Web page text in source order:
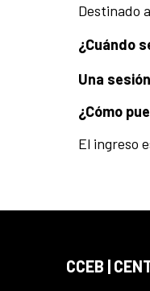
Destinado
¿Cuándo
Una sesión
¿Cómo
El ingreso
CCEB |